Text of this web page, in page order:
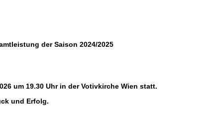
der Saison 2024/2025
um 19.30 Uhr in der Votivkirche Wien statt.
und Erfolg.